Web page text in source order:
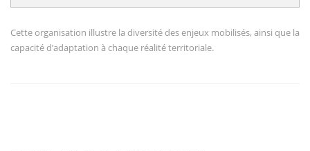
Cette organisation illustre la diversité des enjeux mobilisés, ainsi que la
capacité d’adaptation à chaque réalité territoriale.